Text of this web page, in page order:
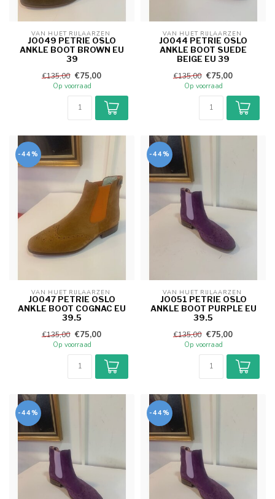
VAN HUET RIJLAARZEN
JO049 PETRIE OSLO
ANKLE BOOT BROWN EU
39
€135,00 €75,00
Op voorraad
VAN HUET RIJLAARZEN
JO044 PETRIE OSLO
ANKLE BOOT SUEDE
BEIGE EU 39
€135,00 €75,00
Op voorraad
-44%
VAN HUET RIJLAARZEN
JO047 PETRIE OSLO
ANKLE BOOT COGNAC EU
39.5
€135,00 €75,00
Op voorraad
-44%
VAN HUET RIJLAARZEN
JO051 PETRIE OSLO
ANKLE BOOT PURPLE EU
39.5
€135,00 €75,00
Op voorraad
-44% -44%